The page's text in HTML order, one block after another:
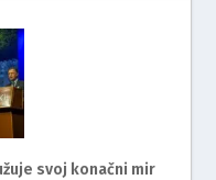
svoj konačni mir